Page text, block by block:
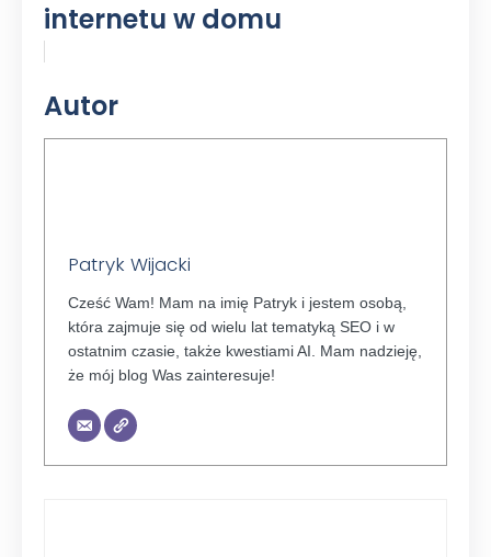
internetu w domu
Autor
Patryk Wijacki
Cześć Wam! Mam na imię Patryk i jestem osobą,
która zajmuje się od wielu lat tematyką SEO i w
ostatnim czasie, także kwestiami AI. Mam nadzieję,
że mój blog Was zainteresuje!